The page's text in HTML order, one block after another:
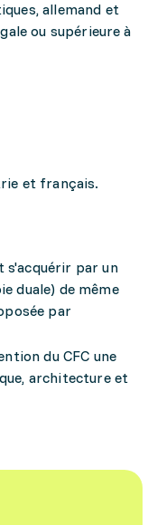
allemand et
ou supérieure à
et français.
par un
duale) de même
par
du CFC une
architecture et